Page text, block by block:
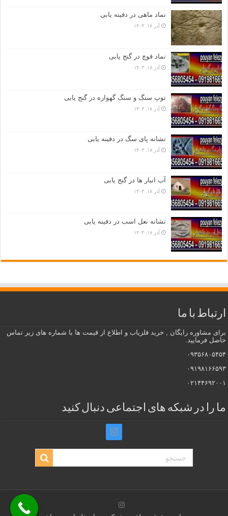
نماد ماهی در دفینه یابی
آذر ۱۸, ۱۴۰۳
نماد قوچ در گنج یابی
آذر ۱۸, ۱۴۰۳
توپ سنگ و سنگ گهواره در گنج یابی
آذر ۱۸, ۱۴۰۳
نشانه پای سگ در دفینه یابی
آذر ۱۸, ۱۴۰۳
آب انبار ها در گنج یابی
آذر ۱۸, ۱۴۰۳
نشانه نعل اسب در دفینه یابی
آذر ۱۸, ۱۴۰۳
ارتباط با ما
برای مشاوره رایگان , خرید فلزیاب و اطلاع از قیمت ها با شماره های زیر تماس
حاصل فرمایید.
۰۹۳۵۶۸۰۵۴۵۴
۰۹۱۹۸۱۶۶۵۹۳
۰۲۱۴۴۶۹۲۰۰۱
ما را در شبکه های اجتماعی دنبال کنید